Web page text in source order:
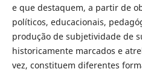
e que destaquem, a partir de
políticos, educacionais,
produção de subjetividade de
historicamente marcados e
vez, constituem diferentes